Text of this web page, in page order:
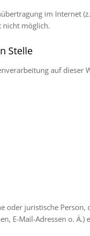
im Internet
nicht möglich.
Stelle
auf dieser
oder juristische
E-Mail-Adressen o. Ä.)